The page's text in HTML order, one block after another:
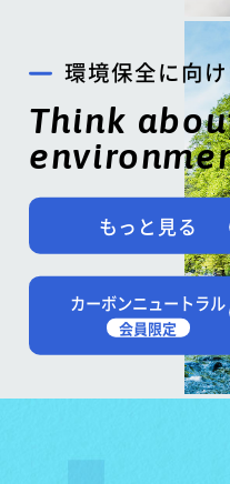
環境保全に向
Think
もっと見る
カーボンニュートラル
会員限定